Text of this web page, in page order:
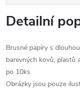
Detailní
Brusné papíry s
barevných kovů, plastů
po 10ks.
Obrázky jsou pouze